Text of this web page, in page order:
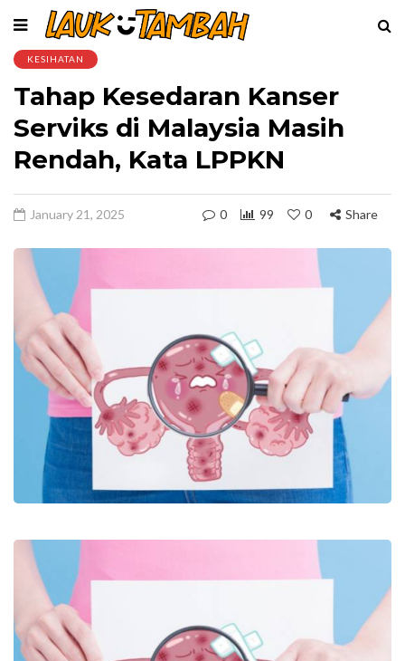
KESIHATAN
Tahap Kesedaran Kanser
Serviks di Malaysia Masih
Rendah, Kata LPPKN
January 21, 2025 0 99 0 Share